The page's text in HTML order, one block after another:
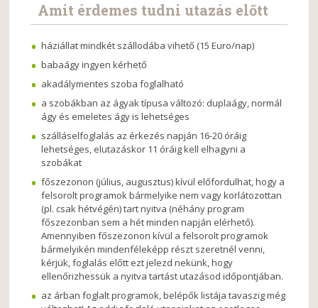
Amit érdemes tudni utazás előtt
háziállat mindkét szállodába vihető (15 Euro/nap)
babaágy ingyen kérhető
akadálymentes szoba foglalható
a szobákban az ágyak típusa változó: duplaágy, normál
ágy és emeletes ágy is lehetséges
szálláselfoglalás az érkezés napján 16-20 óráig
lehetséges, elutazáskor 11 óráig kell elhagyni a
szobákat
főszezonon (július, augusztus) kívül előfordulhat, hogy a
felsorolt programok bármelyike nem vagy korlátozottan
(pl. csak hétvégén) tart nyitva (néhány program
főszezonban sem a hét minden napján elérhető).
Amennyiben főszezonon kívül a felsorolt programok
bármelyikén mindenféleképp részt szeretnél venni,
kérjük, foglalás előtt ezt jelezd nekünk, hogy
ellenőrizhessük a nyitva tartást utazásod időpontjában.
az árban foglalt programok, belépők listája tavaszig még